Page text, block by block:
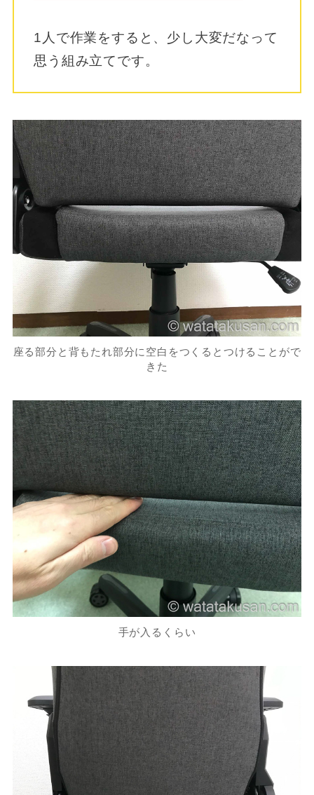
1人で作業をすると、少し大変だなって
思う組み立てです。
座る部分と背もたれ部分に空白をつくるとつけることがで
きた
手が入るくらい